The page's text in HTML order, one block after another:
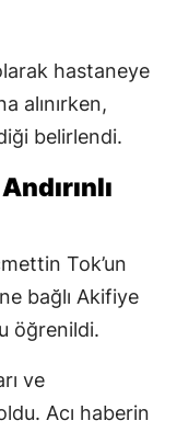
hastaneye
alınırken,
belirlendi.
Tok’un
bağlı Akifiye
öğrenildi.
ve
Acı haberin